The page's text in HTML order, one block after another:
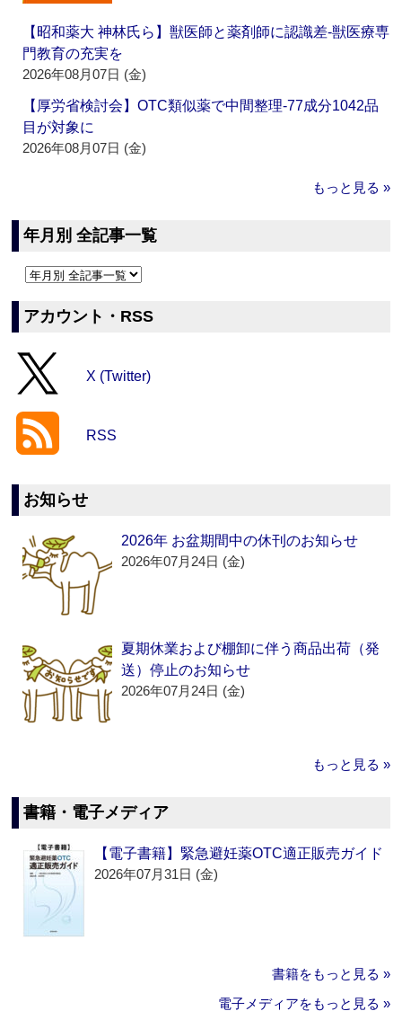
【昭和薬大 神林氏ら】獣医師と薬剤師に認識差‐獣医療専
門教育の充実を
2026年08月07日 (金)
【厚労省検討会】OTC類似薬で中間整理‐77成分1042品
目が対象に
2026年08月07日 (金)
もっと見る »
年月別 全記事一覧
アカウント・RSS
X (Twitter)
RSS
お知らせ
2026年 お盆期間中の休刊のお知らせ
2026年07月24日 (金)
夏期休業および棚卸に伴う商品出荷（発
送）停止のお知らせ
2026年07月24日 (金)
もっと見る »
書籍・電子メディア
【電子書籍】緊急避妊薬OTC適正販売ガイド
2026年07月31日 (金)
書籍をもっと見る »
電子メディアをもっと見る »